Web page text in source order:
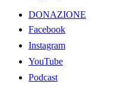
DONAZIONE
Facebook
Instagram
YouTube
Podcast